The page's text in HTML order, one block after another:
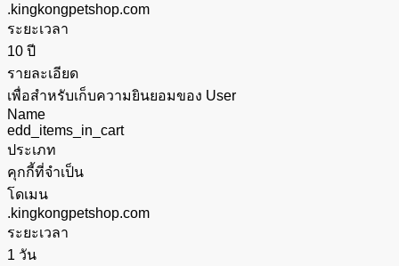
.kingkongpetshop.com
ระยะเวลา
10 ปี
รายละเอียด
เพื่อสำหรับเก็บความยินยอมของ User
Name
edd_items_in_cart
ประเภท
คุกกี้ที่จำเป็น
โดเมน
.kingkongpetshop.com
ระยะเวลา
1 วัน